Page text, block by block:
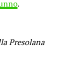
.
Presolana